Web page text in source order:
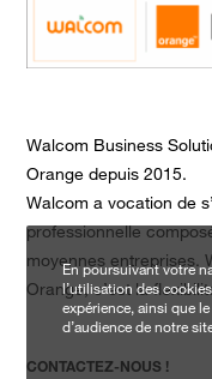
Walcom Business
Orange depuis 2015.
Walcom a vocation de
professionnelle
moyennes entreprises.
Orange, c’est la
CONTACTEZ-NOUS !
En poursuivant votre
l’utilisation des
expérience, ainsi que
d’audience de notre